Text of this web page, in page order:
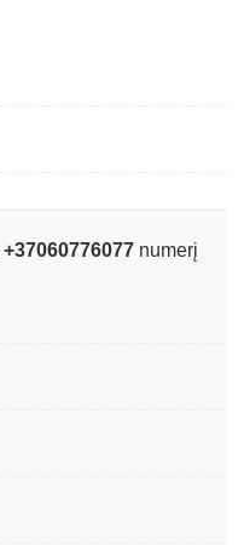
+37060776077 numerį